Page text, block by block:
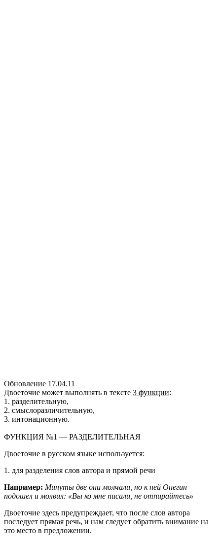
Обновление 17.04.11
Двоеточие может выполнять в тексте 3 функции:
1. разделительную,
2. смыслоразличительную,
3. интонационную.
ФУНКЦИЯ №1 — РАЗДЕЛИТЕЛЬНАЯ
Двоеточие в русском языке используется:
1. для разделения слов автора и прямой речи
Например: Минуты две они молчали, но к ней Онегин
подошел и молвил: «Вы ко мне писали, не отпирайтесь»
Двоеточие здесь предупреждает, что после слов автора
последует прямая речь, и нам следует обратить внимание на
это место в предложении.